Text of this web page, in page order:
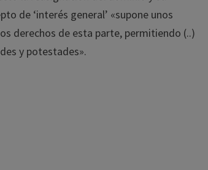
de ‘interés general’ «supone unos
derechos de esta parte, permitiendo (..)
y potestades».